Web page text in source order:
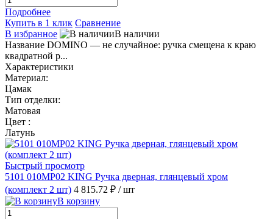
Подробнее
Купить в 1 клик Сравнение
В избранное
В наличии
Название DOMINO — не случайное: ручка смещена к краю
квадратной р...
Характеристики
Материал:
Цамак
Тип отделки:
Матовая
Цвет :
Латунь
Быстрый просмотр
5101 010MP02 KING Ручка дверная, глянцевый хром
(комплект 2 шт) 4 815.72 ₽ / шт
В корзину